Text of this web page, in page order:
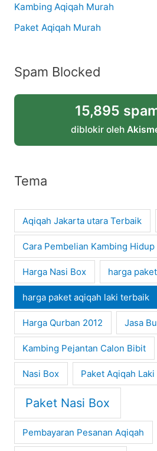
Kambing Aqiqah Murah
Paket Aqiqah Murah
Spam Blocked
15,895
diblokir oleh
Tema
Aqiqah Jakarta utara Terbaik
Cara Pembelian Kambing Hidup
Harga Nasi Box harga
harga paket aqiqah laki terbaik
Harga Qurban 2012 Jasa
Kambing Pejantan Calon Bibit
Nasi Box Paket Aqiqah
Paket Nasi Box
Pembayaran Pesanan Aqiqah